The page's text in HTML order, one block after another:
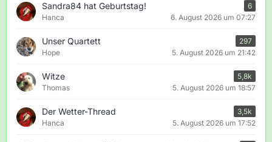
Sandra84 hat Geburtstag!
6
Hanca
6. August 2026 um 07:27
Unser Quartett
297
Hope
5. August 2026 um 21:42
Witze
5,8k
Thomas
5. August 2026 um 18:57
Der Wetter-Thread
3,5k
Hanca
5. August 2026 um 17:52